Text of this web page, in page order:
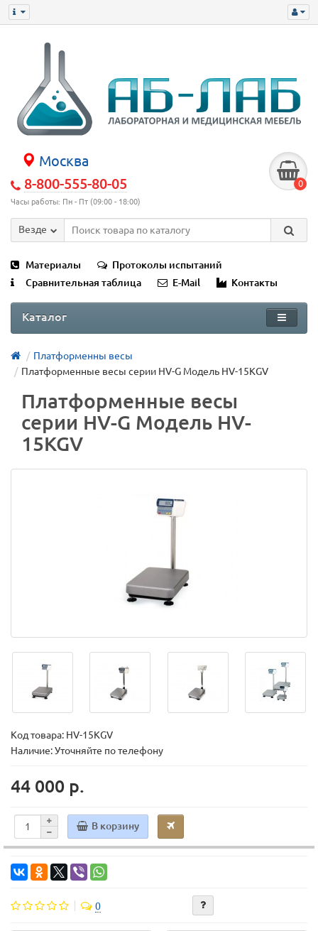
Москва
8-800-555-80-05
Часы работы: Пн - Пт (09:00 - 18:00)
0
Везде
Материалы
Протоколы испытаний
Сравнительная таблица
E-Mail Контакты
Каталог
Платформенны весы
Платформенные весы серии HV-G Модель HV-15KGV
Платформенные весы
серии HV-G Модель HV-
15KGV
Код товара: HV-15KGV
Наличие: Уточняйте по телефону
44 000 р.
В корзину
0